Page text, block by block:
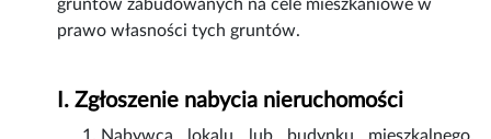
gruntów zabudowanych na cele mieszkaniowe w
prawo własności tych gruntów.
I. Zgłoszenie nabycia nieruchomości